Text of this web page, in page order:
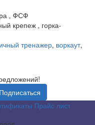
, ФСФ
крепеж , горка-
тренажер, воркаут,
Подписаться
Прайс лист